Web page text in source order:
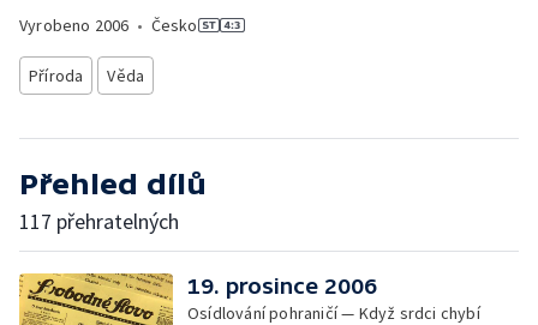
Vyrobeno 2006 • Česko
Příroda Věda
Přehled dílů
117 přehratelných
19. prosince 2006
Osídlování pohraničí — Když srdci chybí